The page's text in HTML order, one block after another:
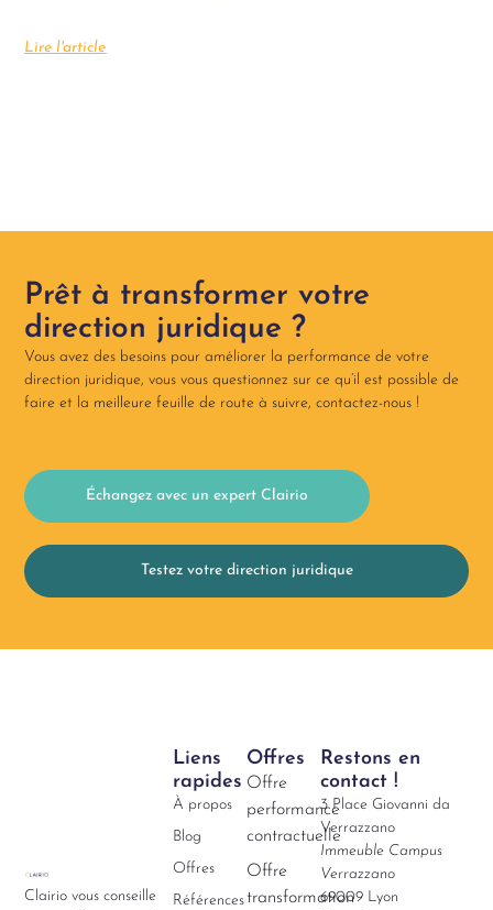
Lire l'article
Prêt à transformer votre
direction juridique ?
Vous avez des besoins pour améliorer la performance de votre
direction juridique, vous vous questionnez sur ce qu’il est possible de
faire et la meilleure feuille de route à suivre, contactez-nous !​
Échangez avec un expert Clairio
Testez votre direction juridique
Clairio vous conseille
Offres
Offre
performance
contractuelle
Offre
transformation
Liens
rapides
À propos
Blog
Offres
Références
Restons en
contact !
3 Place Giovanni da
Verrazzano
Immeuble Campus
Verrazzano
69009 Lyon